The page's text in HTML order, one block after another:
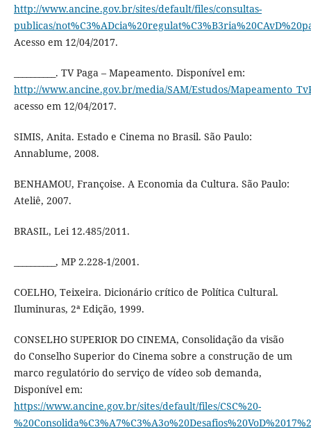
http://www.ancine.gov.br/sites/default/files/consultas-
publicas/
Acesso em 12/04/2017.
__________. TV Paga – Mapeamento. Disponível em:
http://www.ancine.gov.br/media/SAM/Estudos/
acesso em 12/04/2017.
SIMIS, Anita. Estado e Cinema no Brasil. São Paulo:
Annablume, 2008.
BENHAMOU, Françoise. A Economia da Cultura. São Paulo:
Ateliê, 2007.
BRASIL, Lei 12.485/2011.
__________, MP 2.228-1/2001.
COELHO, Teixeira. Dicionário crítico de Política Cultural.
Iluminuras, 2ª Edição, 1999.
CONSELHO SUPERIOR DO CINEMA, Consolidação da visão
do Conselho Superior do Cinema sobre a construção de um
marco regulatório do serviço de vídeo sob demanda,
Disponível em:
https://www.ancine.gov.br/sites/default/files/CSC%20-